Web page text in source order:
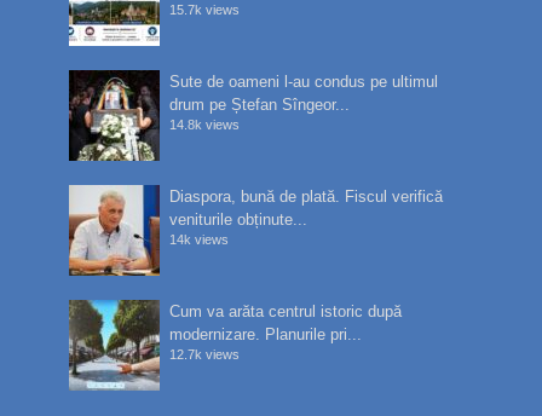
15.7k views
Sute de oameni l-au condus pe ultimul
drum pe Ștefan Sîngeor...
14.8k views
Diaspora, bună de plată. Fiscul verifică
veniturile obținute...
14k views
Cum va arăta centrul istoric după
modernizare. Planurile pri...
12.7k views